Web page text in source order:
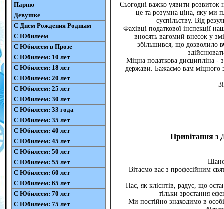
Парню
Девушке
С Днем Рождения Родным
С Юбилеем
С Юбилеем в Прозе
С Юбилеем: 10 лет
С Юбилеем: 18 лет
С Юбилеем: 20 лет
С Юбилеем: 25 лет
С Юбилеем: 30 лет
С Юбилеем: 33 года
С Юбилеем: 35 лет
С Юбилеем: 40 лет
С Юбилеем: 45 лет
С Юбилеем: 50 лет
С Юбилеем: 55 лет
С Юбилеем: 60 лет
С Юбилеем: 65 лет
С Юбилеем: 70 лет
С Юбилеем: 75 лет
Сьогодні важко уявити розвиток
це та розумна ціна, яку ми
суспільству. Від
Фахівці податкової інспекції
вносять вагомий внесок у
збільшився, що дозволило
Міцна податкова дисципліна -
держави. Бажаємо вам міцного
Привітання з
Вітаємо вас з професійним
Нас, як клієнтів, радує, що
тільки зростання
Ми постійно знаходимо в